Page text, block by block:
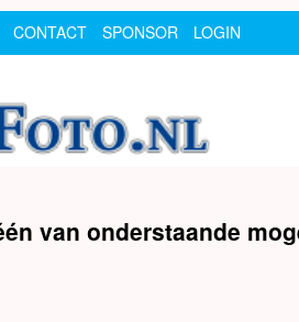
CONTACT SPONSOR LOGIN
van onderstaande